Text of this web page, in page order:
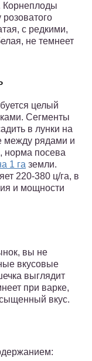
Корнеплоды
с редкими,
не темнеет
целый
Сегменты
в лунки на
между рядами и
норма посева
1 га земли.
220-380 ц/га, в
и мощности
вы не
вкусовые
выглядит
при варке,
вкус.